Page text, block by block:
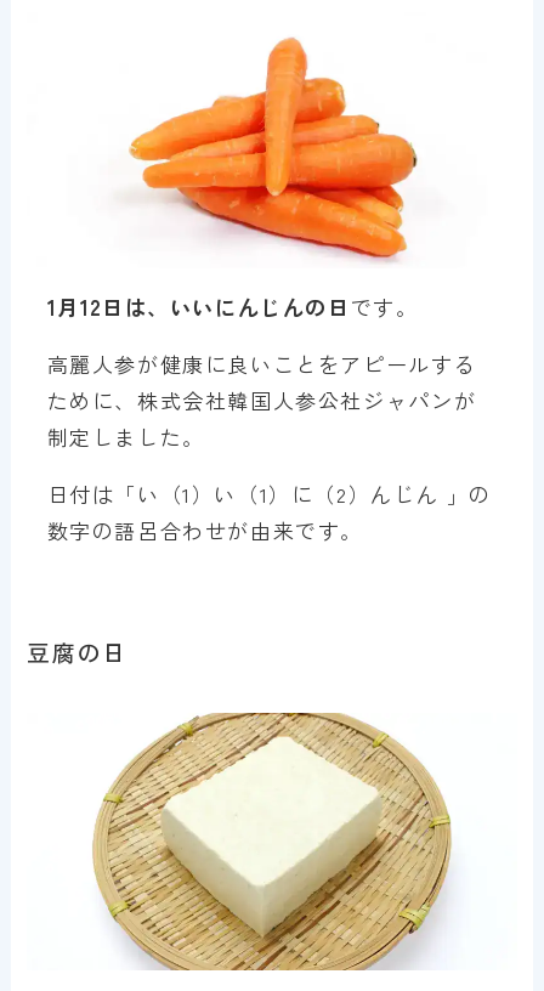
1月12日は、いいにんじんの日 です。
高麗人参が健康に良いことをアピールする
ために、株式会社韓国人参公社ジャパンが
制定しました。
日付は「い（1）い（1）に（2）んじん 」の
数字の語呂合わせが由来です。
豆腐の日